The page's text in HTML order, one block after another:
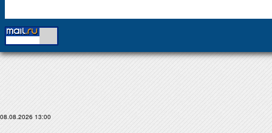
08.08.2026 13:00